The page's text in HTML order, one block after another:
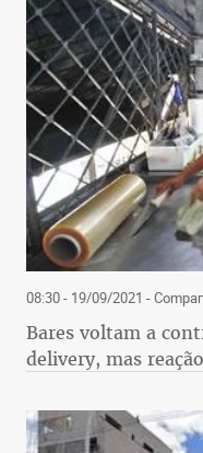
08:30 - 19/09/2021 -
Bares voltam a
delivery, mas